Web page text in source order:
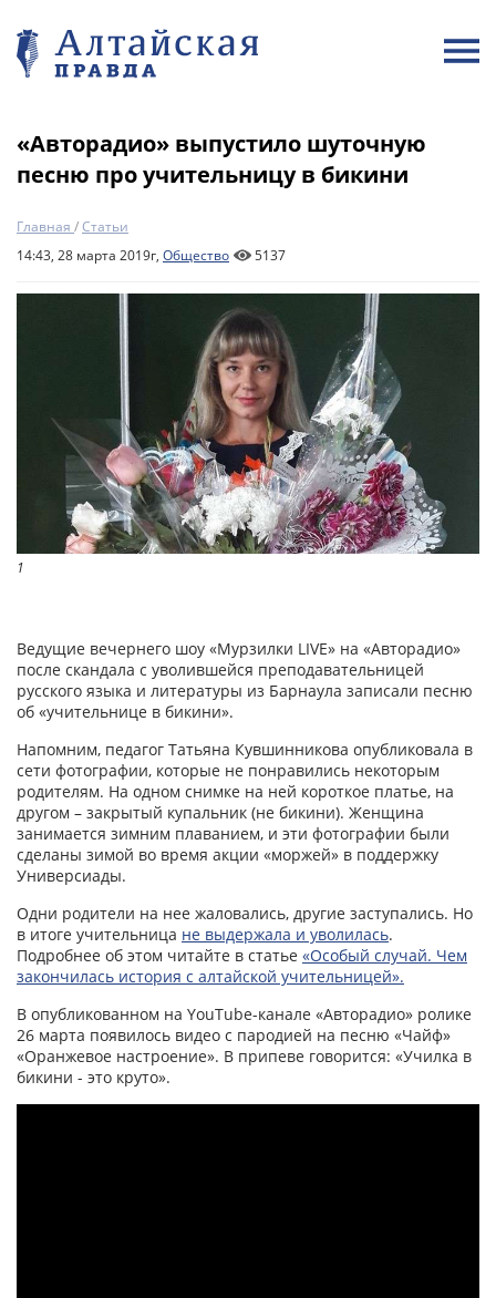
«Авторадио» выпустило шуточную
песню про учительницу в бикини
Главная /Статьи
14:43, 28 марта 2019г, Общество 5137
1
Ведущие вечернего шоу «Мурзилки LIVE» на «Авторадио»
после скандала с уволившейся преподавательницей
русского языка и литературы из Барнаула записали песню
об «учительнице в бикини».
Напомним, педагог Татьяна Кувшинникова опубликовала в
сети фотографии, которые не понравились некоторым
родителям. На одном снимке на ней короткое платье, на
другом – закрытый купальник (не бикини). Женщина
занимается зимним плаванием, и эти фотографии были
сделаны зимой во время акции «моржей» в поддержку
Универсиады.
Одни родители на нее жаловались, другие заступались. Но
в итоге учительница не выдержала и уволилась.
Подробнее об этом читайте в статье «Особый случай. Чем
закончилась история с алтайской учительницей».
В опубликованном на YouTube-канале «Авторадио» ролике
26 марта появилось видео с пародией на песню «Чайф»
«Оранжевое настроение». В припеве говорится: «Училка в
бикини - это круто».